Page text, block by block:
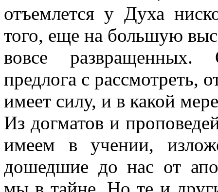
отъемлется у Духа
того, еще на большую
вовсе развращенных.
предлога с рассмотреть,
имеет силу, и в какой
Из догматов и
имеем в учении,
дошедшие до нас от